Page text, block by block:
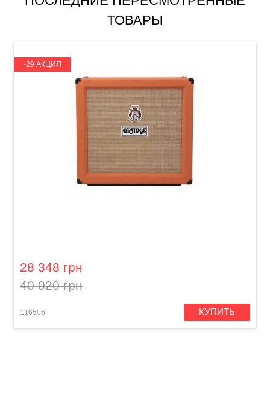
ТОВАРЫ
-29 АКЦИЯ
28 348 грн
40 020 грн
116506 КУПИТЬ